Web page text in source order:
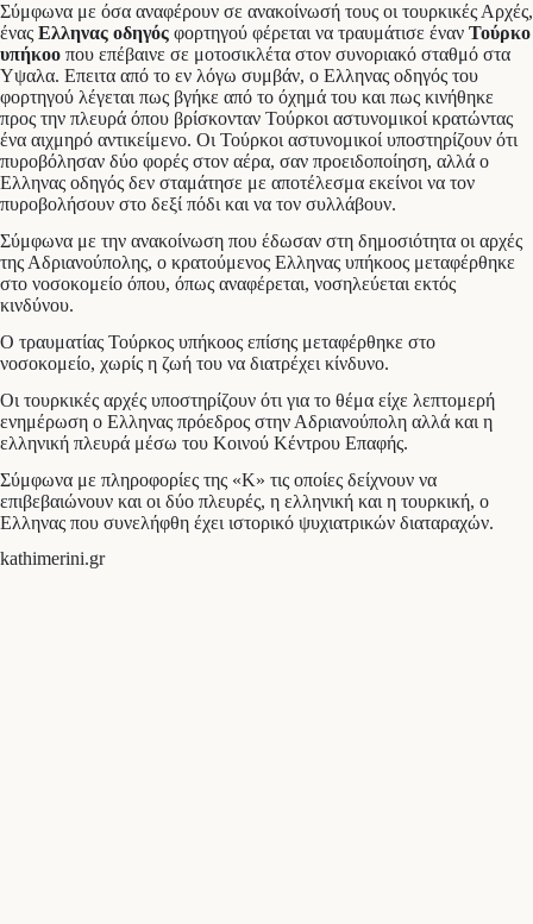
Σύμφωνα με όσα αναφέρουν σε ανακοίνωσή τους οι τουρκικές Αρχές,
ένας Ελληνας οδηγός φορτηγού φέρεται να τραυμάτισε έναν Τούρκο
υπήκοο που επέβαινε σε μοτοσικλέτα στον συνοριακό σταθμό στα
Υψαλα. Επειτα από το εν λόγω συμβάν, ο Ελληνας οδηγός του
φορτηγού λέγεται πως βγήκε από το όχημά του και πως κινήθηκε
προς την πλευρά όπου βρίσκονταν Τούρκοι αστυνομικοί κρατώντας
ένα αιχμηρό αντικείμενο. Οι Τούρκοι αστυνομικοί υποστηρίζουν ότι
πυροβόλησαν δύο φορές στον αέρα, σαν προειδοποίηση, αλλά ο
Ελληνας οδηγός δεν σταμάτησε με αποτέλεσμα εκείνοι να τον
πυροβολήσουν στο δεξί πόδι και να τον συλλάβουν.
Σύμφωνα με την ανακοίνωση που έδωσαν στη δημοσιότητα οι αρχές
της Αδριανούπολης, ο κρατούμενος Ελληνας υπήκοος μεταφέρθηκε
στο νοσοκομείο όπου, όπως αναφέρεται, νοσηλεύεται εκτός
κινδύνου.
Ο τραυματίας Τούρκος υπήκοος επίσης μεταφέρθηκε στο
νοσοκομείο, χωρίς η ζωή του να διατρέχει κίνδυνο.
Οι τουρκικές αρχές υποστηρίζουν ότι για το θέμα είχε λεπτομερή
ενημέρωση ο Ελληνας πρόεδρος στην Αδριανούπολη αλλά και η
ελληνική πλευρά μέσω του Κοινού Κέντρου Επαφής.
Σύμφωνα με πληροφορίες της «Κ» τις οποίες δείχνουν να
επιβεβαιώνουν και οι δύο πλευρές, η ελληνική και η τουρκική, ο
Ελληνας που συνελήφθη έχει ιστορικό ψυχιατρικών διαταραχών.
kathimerini.gr